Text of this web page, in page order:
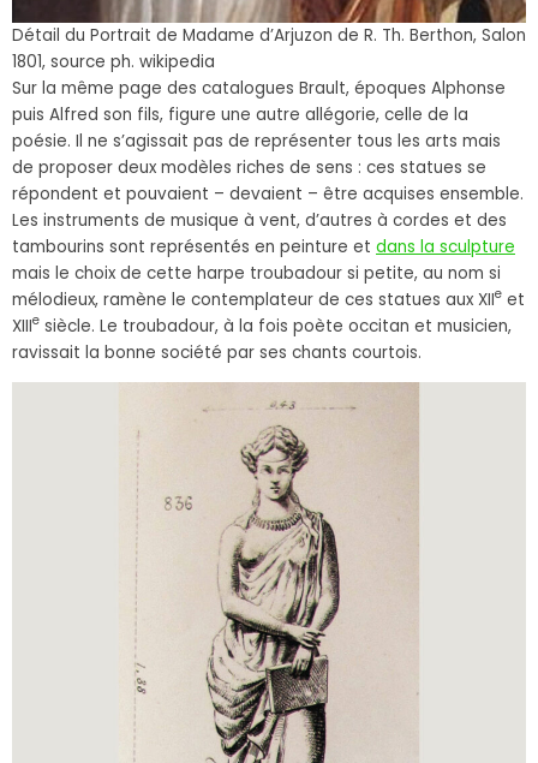
Détail du Portrait de Madame d’Arjuzon de R. Th. Berthon, Salon
1801, source ph. wikipedia
Sur la même page des catalogues Brault, époques Alphonse
puis Alfred son fils, figure une autre allégorie, celle de la
poésie. Il ne s’agissait pas de représenter tous les arts mais
de proposer deux modèles riches de sens : ces statues se
répondent et pouvaient – devaient – être acquises ensemble.
Les instruments de musique à vent, d’autres à cordes et des
tambourins sont représentés en peinture et dans la sculpture
mais le choix de cette harpe troubadour si petite, au nom si
mélodieux, ramène le contemplateur de ces statues aux XIIe et
XIIIe siècle. Le troubadour, à la fois poète occitan et musicien,
ravissait la bonne société par ses chants courtois.